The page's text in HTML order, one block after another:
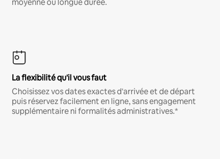
moyenne ou longue durée.
La flexibilité qu'il vous faut
Choisissez vos dates exactes d'arrivée et de départ
puis réservez facilement en ligne, sans engagement
supplémentaire ni formalités administratives.*